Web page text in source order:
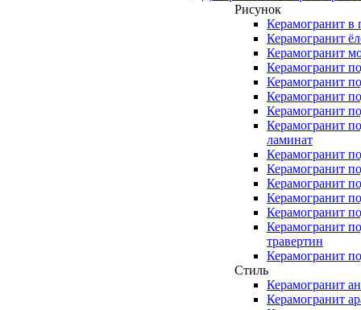
Рисунок
Керамогранит в
Керамогранит
Керамогранит
Керамогранит
Керамогранит
Керамогранит
Керамогранит
Керамогранит
ламинат
Керамогранит
Керамогранит
Керамогранит
Керамогранит
Керамогранит
Керамогранит
травертин
Керамогранит
Стиль
Керамогранит
Керамогранит